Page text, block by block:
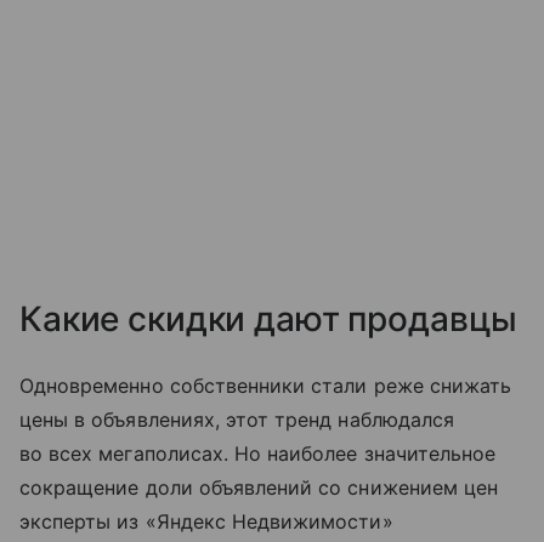
Какие скидки дают продавцы
Одновременно собственники стали реже снижать
цены в объявлениях, этот тренд наблюдался
во всех мегаполисах. Но наиболее значительное
сокращение доли объявлений со снижением цен
эксперты из «Яндекс Недвижимости»